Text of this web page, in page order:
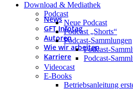
News
GFT Infotag
Autoren
Wie wir arbeiten
Karriere
Download & Mediathek
Podcast
Neue Podcast
Podcast „Shorts“
Podcast-Sammlungen
Podcast-
Podcast-
Videocast
E-Books
Betriebsanleitung